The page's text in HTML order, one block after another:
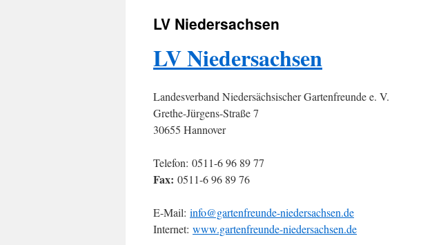
springen
LV Niedersachsen
LV Niedersachsen
Landesverband Niedersächsischer Gartenfreunde e. V.
Grethe-Jürgens-Straße 7
30655 Hannover
Telefon: 0511-6 96 89 77
Fax: 0511-6 96 89 76
E-Mail: info@gartenfreunde-niedersachsen.de
Internet: www.gartenfreunde-niedersachsen.de